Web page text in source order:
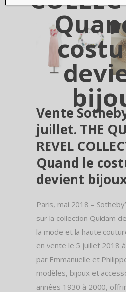
Vente
juillet. THE
REVEL
Quand le
devient
Paris, mai 2018 –
sur la collection Quidam
la mode et la haute
en vente le 5 juillet 2018
par Emmanuelle et
modèles, bijoux et
années 1930 à 2000,